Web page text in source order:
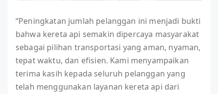
“Peningkatan jumlah pelanggan ini menjadi bukti
bahwa kereta api semakin dipercaya masyarakat
sebagai pilihan transportasi yang aman, nyaman,
tepat waktu, dan efisien. Kami menyampaikan
terima kasih kepada seluruh pelanggan yang
telah menggunakan layanan kereta api dari